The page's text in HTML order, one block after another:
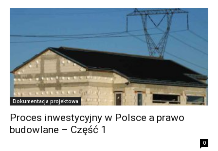
Dokumentacja projektowa
Proces inwestycyjny w Polsce a prawo
budowlane – Część 1
0